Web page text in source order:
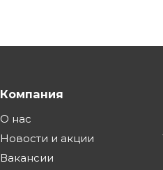
Компания
О нас
Новости и акции
Вакансии